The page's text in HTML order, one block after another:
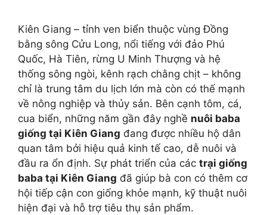
Kiên Giang – tỉnh ven biển thuộc vùng Đồng
bằng sông Cửu Long, nổi tiếng với đảo Phú
Quốc, Hà Tiên, rừng U Minh Thượng và hệ
thống sông ngòi, kênh rạch chằng chịt – không
chỉ là trung tâm du lịch lớn mà còn có thế mạnh
về nông nghiệp và thủy sản. Bên cạnh tôm, cá,
cua biển, những năm gần đây nghề nuôi baba
giống tại Kiên Giang đang được nhiều hộ dân
quan tâm bởi hiệu quả kinh tế cao, dễ nuôi và
đầu ra ổn định. Sự phát triển của các trại giống
baba tại Kiên Giang đã giúp bà con có thêm cơ
hội tiếp cận con giống khỏe mạnh, kỹ thuật nuôi
hiện đại và hỗ trợ tiêu thụ sản phẩm.